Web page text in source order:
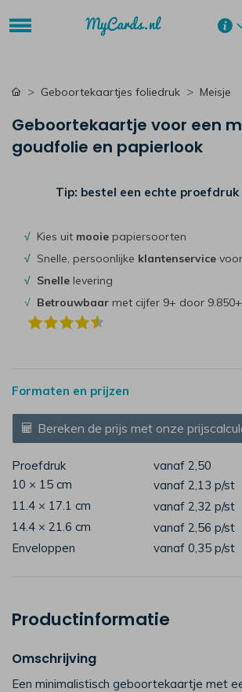
Geboortekaartjes foliedruk Meisje
Geboortekaartje voor een
goudfolie en papierlook
Tip: bestel een echte proefdruk
√ Kies uit mooie papiersoorten
√ Snelle, persoonlijke klantenservice
√ Snelle levering
√ Betrouwbaar met cijfer 9+ door
Formaten en prijzen
Bereken de prijs met onze
Proefdruk
vanaf 2,50
10 × 15 cm
vanaf 2,13 p/st
11.4 × 17.1 cm
vanaf 2,32 p/st
14.4 × 21.6 cm
vanaf 2,56 p/st
Enveloppen
vanaf 0,35 p/st
Productinformatie
Omschrijving
Een minimalistisch geboortekaartje met